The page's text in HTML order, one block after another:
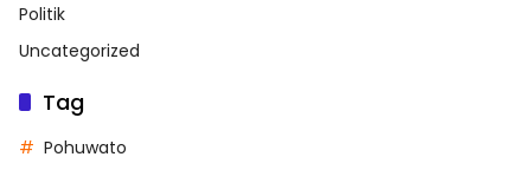
Politik
Uncategorized
Tag
Pohuwato